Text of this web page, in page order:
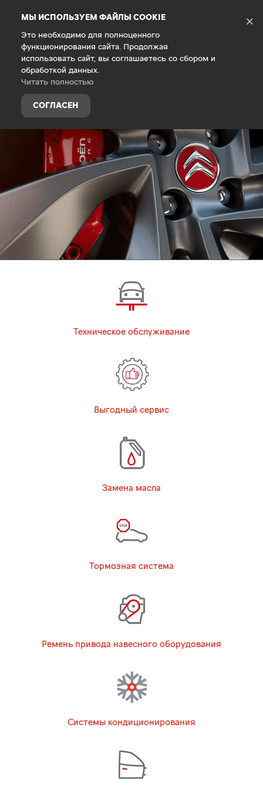
МЫ ИСПОЛЬЗУЕМ ФАЙЛЫ COOKIE
Это необходимо для полноценного
функционирования сайта. Продолжая
использовать сайт, вы соглашаетесь со сбором и
обработкой данных.
Читать полностью
СОГЛАСЕН
×
Главная Владельцам Техническое обслуживание
Техническое обслуживание
Выгодный сервис
Замена масла
Тормозная система
Ремень привода навесного оборудования
Системы кондиционирования